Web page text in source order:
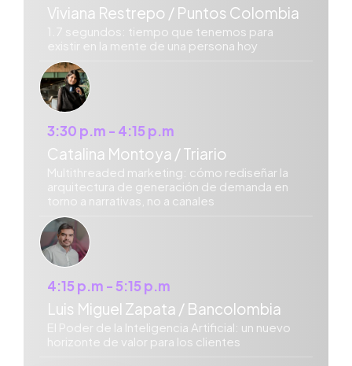
Viviana Restrepo / Puntos Colombia
1.7 segundos: tiempo que tenemos para
existir en la mente de una persona hoy
3:30 p.m - 4:15 p.m
Catalina Montoya / Triario
Multithreaded marketing: cómo rediseñar la
arquitectura de generación de demanda en
torno a narrativas, no a canales
4:15 p.m - 5:15 p.m
Luis Miguel Zapata / Bancolombia
El Poder de la Inteligencia Artificial: un nuevo
horizonte de valor para los clientes